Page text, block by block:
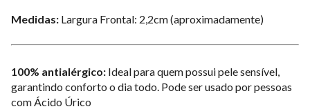
Medidas: Largura Frontal: 2,2cm (aproximadamente)
100% antialérgico: Ideal para quem possui pele sensível,
garantindo conforto o dia todo. Pode ser usado por pessoas
com Ácido Úrico